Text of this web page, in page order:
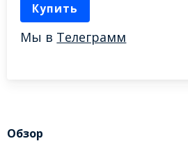
Купить
Мы в Телеграмм
Обзор